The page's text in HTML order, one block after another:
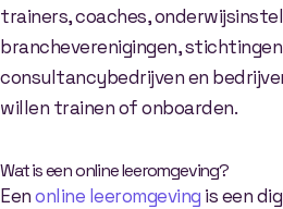
trainers, coaches,
brancheverenigingen,
consultancybedrijven en
willen trainen of onboarden.
Wat is een online leeromgeving?
Eenonline leeromgeving is een